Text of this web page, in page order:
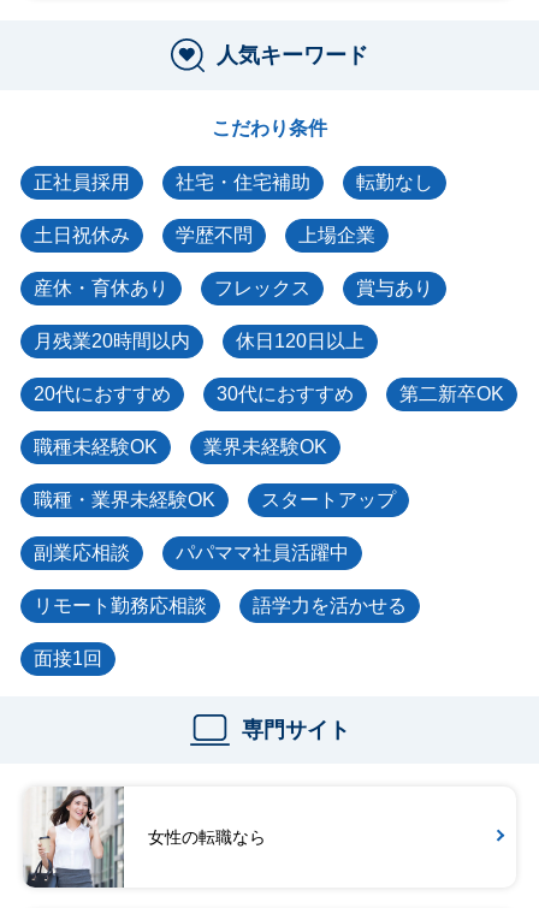
人気キーワード
こだわり条件
正社員採用 社宅・住宅補助 転勤なし
土日祝休み 学歴不問 上場企業
産休・育休あり フレックス 賞与あり
月残業20時間以内 休日120日以上
20代におすすめ 30代におすすめ 第二新卒OK
職種未経験OK 業界未経験OK
職種・業界未経験OK スタートアップ
副業応相談 パパママ社員活躍中
リモート勤務応相談 語学力を活かせる
面接1回
専門サイト
女性の転職なら